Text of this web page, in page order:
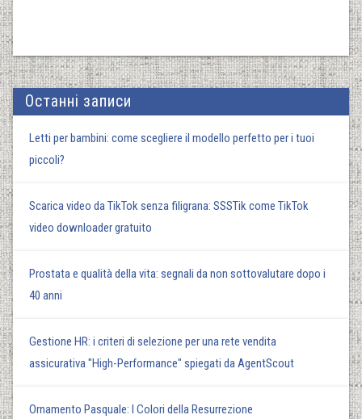
Останні записи
Letti per bambini: come scegliere il modello perfetto per i tuoi
piccoli?
Scarica video da TikTok senza filigrana: SSSTik come TikTok
video downloader gratuito
Prostata e qualità della vita: segnali da non sottovalutare dopo i
40 anni
Gestione HR: i criteri di selezione per una rete vendita
assicurativa "High-Performance" spiegati da AgentScout
Ornamento Pasquale: I Colori della Resurrezione